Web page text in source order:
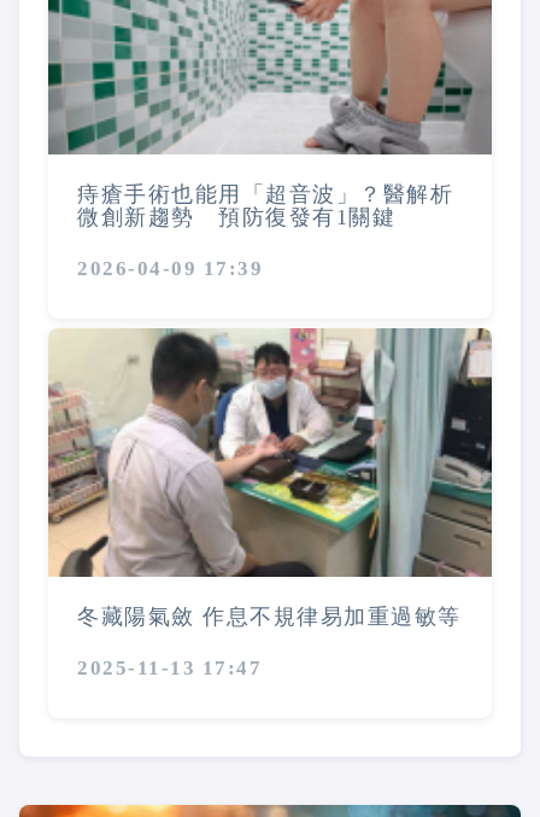
痔瘡手術也能用「超音波」？醫解析
微創新趨勢 預防復發有1關鍵
2026-04-09 17:39
冬藏陽氣斂 作息不規律易加重過敏等
2025-11-13 17:47